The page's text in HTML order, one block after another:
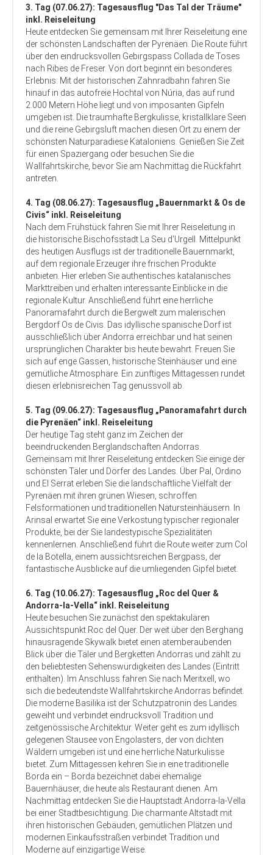
3. Tag (07.06.27): Tagesausflug "Das Tal der Träume"
inkl. Reiseleitung
Heute entdecken Sie gemeinsam mit Ihrer Reiseleitung eine
der schönsten Landschaften der Pyrenäen. Die Route führt
über den eindrucksvollen Gebirgspass Collada de Toses
nach Ribes de Freser. Von dort beginnt ein besonderes
Erlebnis: Mit der historischen Zahnradbahn fahren Sie
hinauf in das autofreie Hochtal von Núria, das auf rund
2.000 Metern Höhe liegt und von imposanten Gipfeln
umgeben ist. Die traumhafte Bergkulisse, kristallklare Seen
und die reine Gebirgsluft machen diesen Ort zu einem der
schönsten Naturparadiese Kataloniens. Genießen Sie Zeit
für einen Spaziergang oder besuchen Sie die
Wallfahrtskirche, bevor Sie am Nachmittag die Rückfahrt
antreten.
4. Tag (08.06.27): Tagesausflug „Bauernmarkt & Os de
Civis“ inkl. Reiseleitung
Nach dem Frühstück fahren Sie mit Ihrer Reiseleitung in
die historische Bischofsstadt La Seu d'Urgell. Mittelpunkt
des heutigen Ausflugs ist der traditionelle Bauernmarkt,
auf dem regionale Erzeuger ihre frischen Produkte
anbieten. Hier erleben Sie authentisches katalanisches
Markttreiben und erhalten interessante Einblicke in die
regionale Kultur. Anschließend führt eine herrliche
Panoramafahrt durch die Bergwelt zum malerischen
Bergdorf Os de Civis. Das idyllische spanische Dorf ist
ausschließlich über Andorra erreichbar und hat seinen
ursprünglichen Charakter bis heute bewahrt. Freuen Sie
sich auf enge Gassen, historische Steinhäuser und eine
gemütliche Atmosphäre. Ein zünftiges Mittagessen rundet
diesen erlebnisreichen Tag genussvoll ab.
5. Tag (09.06.27): Tagesausflug „Panoramafahrt durch
die Pyrenäen“ inkl. Reiseleitung
Der heutige Tag steht ganz im Zeichen der
beeindruckenden Berglandschaften Andorras.
Gemeinsam mit Ihrer Reiseleitung entdecken Sie einige der
schönsten Täler und Dörfer des Landes. Über Pal, Ordino
und El Serrat erleben Sie die landschaftliche Vielfalt der
Pyrenäen mit ihren grünen Wiesen, schroffen
Felsformationen und traditionellen Natursteinhäusern. In
Arinsal erwartet Sie eine Verkostung typischer regionaler
Produkte, bei der Sie landestypische Spezialitäten
kennenlernen. Anschließend führt die Route weiter zum Col
de la Botella, einem aussichtsreichen Bergpass, der
fantastische Ausblicke auf die umliegenden Gipfel bietet.
6. Tag (10.06.27): Tagesausflug „Roc del Quer &
Andorra-la-Vella“ inkl. Reiseleitung
Heute besuchen Sie zunächst den spektakulären
Aussichtspunkt Roc del Quer. Der weit über den Berghang
hinausragende Skywalk bietet einen atemberaubenden
Blick über die Täler und Bergketten Andorras und zählt zu
den beliebtesten Sehenswürdigkeiten des Landes (Eintritt
enthalten). Im Anschluss fahren Sie nach Meritxell, wo
sich die bedeutendste Wallfahrtskirche Andorras befindet.
Die moderne Basilika ist der Schutzpatronin des Landes
geweiht und verbindet eindrucksvoll Tradition und
zeitgenössische Architektur. Weiter geht es zum idyllisch
gelegenen Stausee von Engolasters, der von dichten
Wäldern umgeben ist und eine herrliche Naturkulisse
bietet. Zum Mittagessen kehren Sie in eine traditionelle
Borda ein – Borda bezeichnet dabei ehemalige
Bauernhäuser, die heute als Restaurant dienen. Am
Nachmittag entdecken Sie die Hauptstadt Andorra-la-Vella
bei einer Stadtbesichtigung. Die charmante Altstadt mit
ihren historischen Gebäuden, gemütlichen Plätzen und
modernen Einkaufsstraßen verbindet Tradition und
Moderne auf einzigartige Weise.